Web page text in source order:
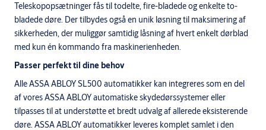
Teleskopopsætninger fås til todelte, fire-bladede og enkelte to-
bladede døre. Der tilbydes også en unik løsning til maksimering af
sikkerheden, der muliggør samtidig låsning af hvert enkelt dørblad
med kun én kommando fra maskinerienheden.
Passer perfekt til dine behov
Alle ASSA ABLOY SL500 automatikker kan integreres som en del
af vores ASSA ABLOY automatiske skydedørssystemer eller
tilpasses til at understøtte et bredt udvalg af allerede eksisterende
døre. ASSA ABLOY automatikker leveres komplet samlet i den